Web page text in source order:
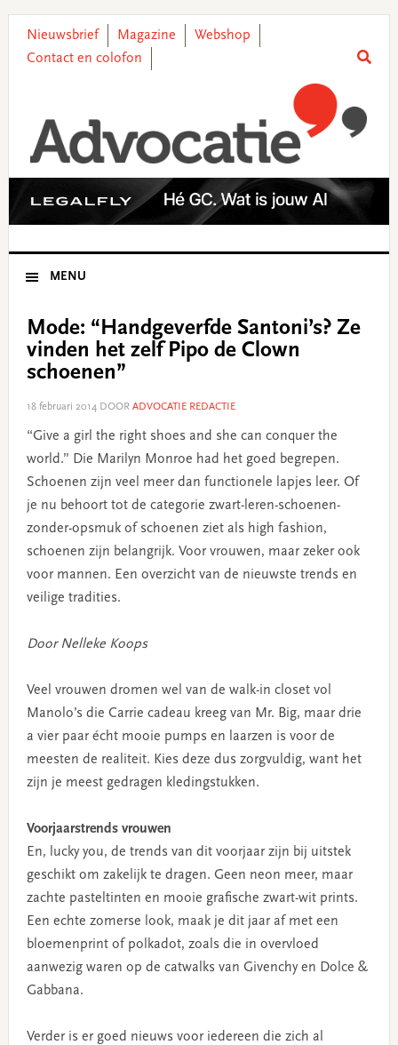
primary
main
primary
footer
Nieuwsbrief Magazine
Webshop
Contact en colofon
MENU
Mode: “Handgeverfde Santoni’s? Ze
vinden het zelf Pipo de Clown
schoenen”
18 februari 2014DOOR ADVOCATIE REDACTIE
“Give a girl the right shoes and she can conquer the
world.” Die Marilyn Monroe had het goed begrepen.
Schoenen zijn veel meer dan functionele lapjes leer. Of
je nu behoort tot de categorie zwart-leren-schoenen-
zonder-opsmuk of schoenen ziet als high fashion,
schoenen zijn belangrijk. Voor vrouwen, maar zeker ook
voor mannen. Een overzicht van de nieuwste trends en
veilige tradities.
Door Nelleke Koops
Veel vrouwen dromen wel van de walk-in closet vol
Manolo’s die Carrie cadeau kreeg van Mr. Big, maar drie
a vier paar écht mooie pumps en laarzen is voor de
meesten de realiteit. Kies deze dus zorgvuldig, want het
zijn je meest gedragen kledingstukken.
Voorjaarstrends vrouwen
En, lucky you, de trends van dit voorjaar zijn bij uitstek
geschikt om zakelijk te dragen. Geen neon meer, maar
zachte pasteltinten en mooie grafische zwart-wit prints.
Een echte zomerse look, maak je dit jaar af met een
bloemenprint of polkadot, zoals die in overvloed
aanwezig waren op de catwalks van Givenchy en Dolce &
Gabbana.
Verder is er goed nieuws voor iedereen die zich al